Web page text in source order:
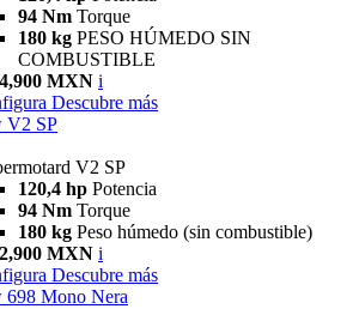
94 Nm Torque
180 kg PESO HÚMEDO SIN
COMBUSTIBLE
MXN i
Descubre más
V2 SP
V2 SP
120,4 hp Potencia
94 Nm Torque
180 kg Peso húmedo (sin combustible)
MXN i
Descubre más
698 Mono Nera